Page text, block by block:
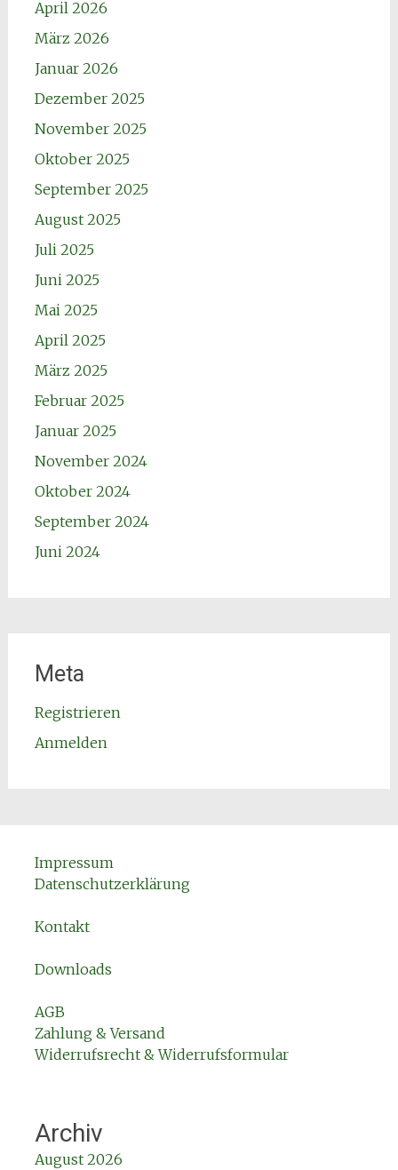
April 2026
März 2026
Januar 2026
Dezember 2025
November 2025
Oktober 2025
September 2025
August 2025
Juli 2025
Juni 2025
Mai 2025
April 2025
März 2025
Februar 2025
Januar 2025
November 2024
Oktober 2024
September 2024
Juni 2024
Meta
Registrieren
Anmelden
Impressum
Datenschutzerklärung
Kontakt
Downloads
AGB
Zahlung & Versand
Widerrufsrecht & Widerrufsformular
Archiv
August 2026